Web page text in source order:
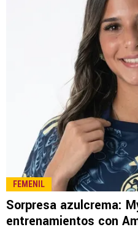
FEMENIL
Sorpresa azulcrema:
entrenamientos con